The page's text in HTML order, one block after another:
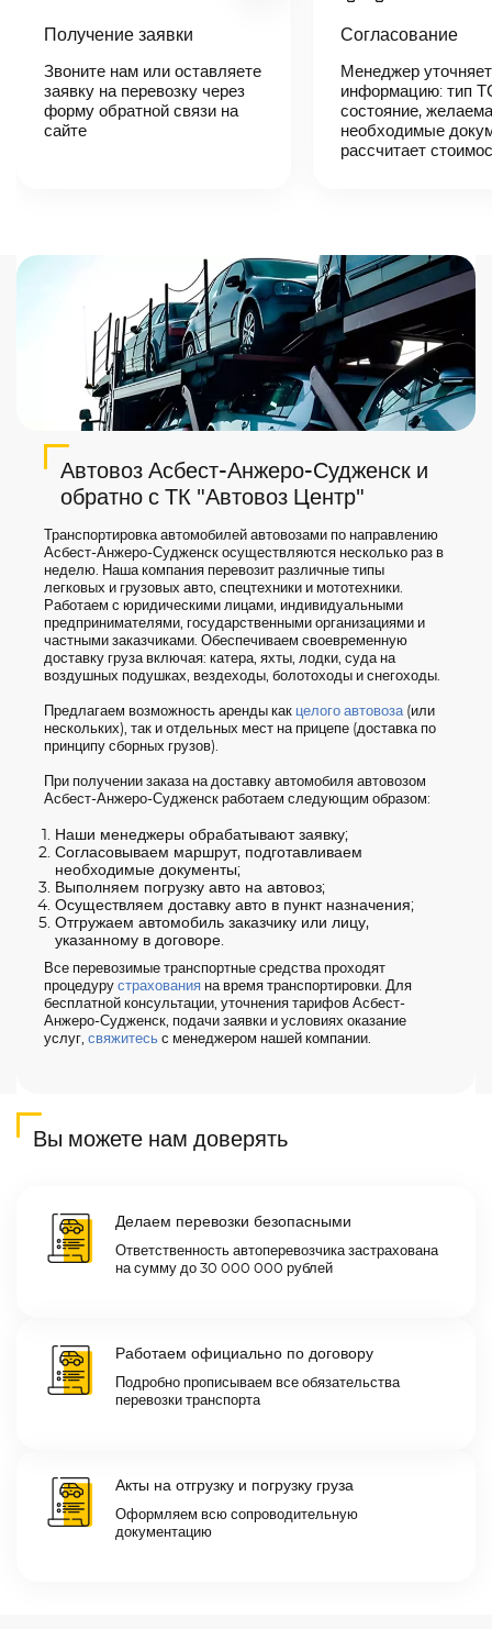
минут наш
логист
свяжется с
вами,
согласует
Получение заявки
Звоните нам или оставляете
заявку на перевозку через
форму обратной связи на
сайте
Согласование
Менеджер уточняет
информацию: тип
состояние,
необходимые
рассчитает
Автовоз Асбест-Анжеро-Судженск и
обратно с ТК "Автовоз Центр"
Транспортировка автомобилей автовозами по направлению
Асбест-Анжеро-Судженск осуществляются несколько раз в
неделю. Наша компания перевозит различные типы
легковых и грузовых авто, спецтехники и мототехники.
Работаем с юридическими лицами, индивидуальными
предпринимателями, государственными организациями и
частными заказчиками. Обеспечиваем своевременную
доставку груза включая: катера, яхты, лодки, суда на
воздушных подушках, вездеходы, болотоходы и снегоходы.
Предлагаем возможность аренды как целого автовоза(или
нескольких), так и отдельных мест на прицепе (доставка по
принципу сборных грузов).
При получении заказа на доставку автомобиля автовозом
Асбест-Анжеро-Судженск работаем следующим образом:
Наши менеджеры обрабатывают заявку;
Согласовываем маршрут, подготавливаем
необходимые документы;
Выполняем погрузку авто на автовоз;
Осуществляем доставку авто в пункт назначения;
Отгружаем автомобиль заказчику или лицу,
указанному в договоре.
Все перевозимые транспортные средства проходят
процедуру страхования на время транспортировки. Для
бесплатной консультации, уточнения тарифов Асбест-
Анжеро-Судженск, подачи заявки и условиях оказание
услуг, свяжитесь с менеджером нашей компании.
Вы можете нам доверять
Делаем перевозки безопасными
Ответственность автоперевозчика застрахована
на сумму до 30 000 000 рублей
Работаем официально по договору
Подробно прописываем все обязательства
перевозки транспорта
Акты на отгрузку и погрузку груза
Оформляем всю сопроводительную
документацию